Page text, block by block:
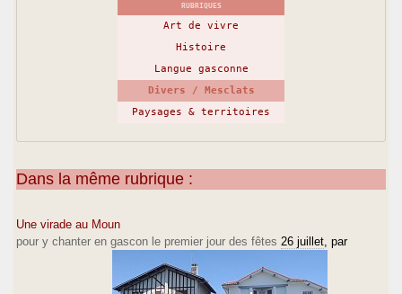
RUBRIQUES
Art de vivre
Histoire
Langue gasconne
Divers / Mesclats
Paysages & territoires
Dans la même rubrique :
Une virade au Moun
pour y chanter en gascon le premier jour des fêtes 26 juillet , par